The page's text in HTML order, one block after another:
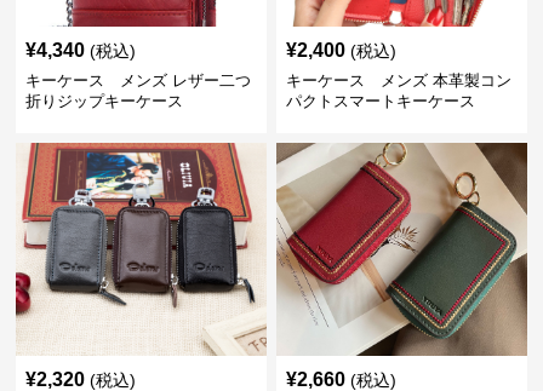
¥4,340 (税込)
キーケース メンズ レザー二つ
折りジップキーケース
¥2,400 (税込)
キーケース メンズ 本革製コン
パクトスマートキーケース
¥2,320 (税込) ¥2,660 (税込)